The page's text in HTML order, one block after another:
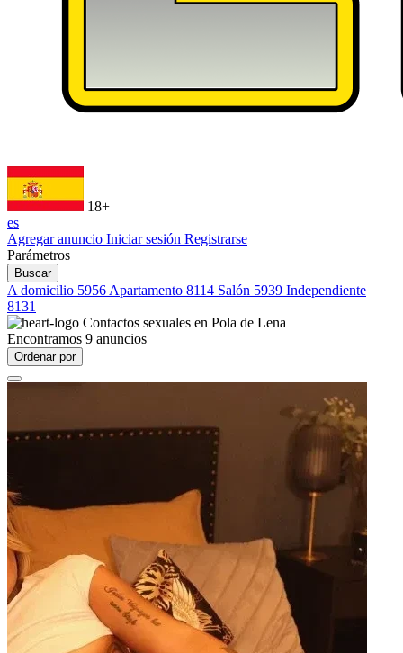
18+
es
Agregar anuncio Iniciar sesión Registrarse
Parámetros
Buscar
A domicilio 5956 Apartamento 8114 Salón 5939 Independiente
8131
Contactos sexuales en Pola de Lena
Encontramos 9 anuncios
Ordenar por